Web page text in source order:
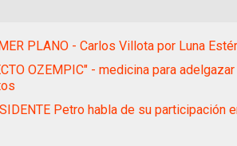
PLANO - Carlos Villota por Luna
OZEMPIC" - medicina para
Petro habla de su participación